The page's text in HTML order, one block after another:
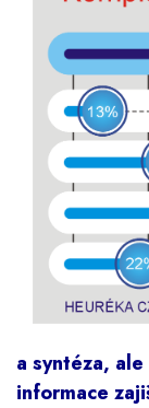
a syntéza,
informace